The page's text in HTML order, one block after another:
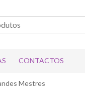
CONTACTOS
Mestres